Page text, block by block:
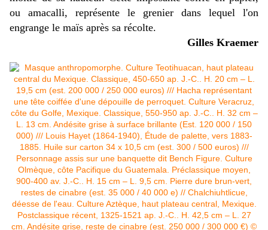
ou amacalli, représente le grenier dans lequel l'on
engrange le maïs après sa récolte.
Gilles Kraemer